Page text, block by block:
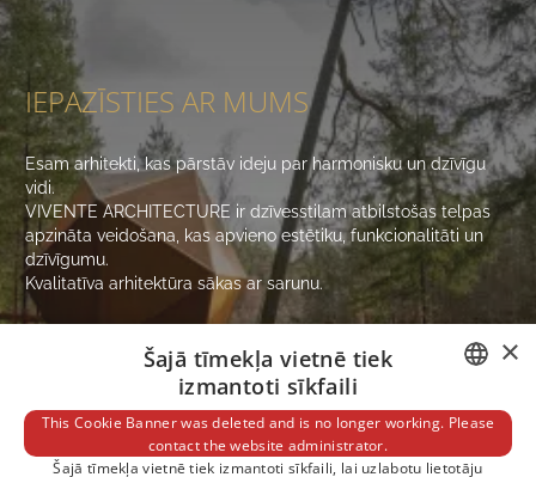
IEPAZĪSTIES AR MUMS
Esam arhitekti, kas pārstāv ideju par harmonisku un dzīvīgu
vidi.
VIVENTE ARCHITECTURE ir dzīvesstilam atbilstošas telpas
apzināta veidošana, kas apvieno estētiku, funkcionalitāti un
dzīvīgumu.
Kvalitatīva arhitektūra sākas ar sarunu.
SAZINIES
LATVIAN
ENGLISH
×
Šajā tīmekļa vietnē tiek
izmantoti sīkfaili
This Cookie Banner was deleted and is no longer working. Please
contact the website administrator.
Šajā tīmekļa vietnē tiek izmantoti sīkfaili, lai uzlabotu lietotāju